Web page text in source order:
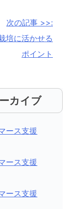
次の記事 >>:
培に活かせる
ポイント
カイブ
ース支援
ース支援
ース支援